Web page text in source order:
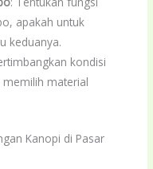
apakah untuk
keduanya.
kondisi
memilih material
Kanopi di Pasar